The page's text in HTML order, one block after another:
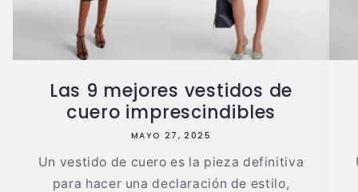
Las 9 mejores vestidos de
cuero imprescindibles
MAYO 27, 2025
Un vestido de cuero es la pieza definitiva
para hacer una declaración de estilo,